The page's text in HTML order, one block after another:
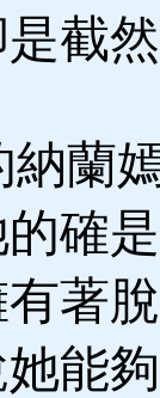
截
蘭
確
著
能